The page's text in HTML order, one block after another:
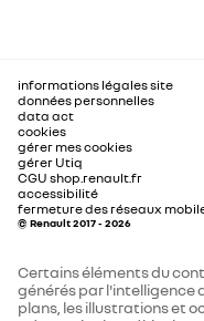
informations légales site
données personnelles
data act
cookies
gérer mes cookies
gérer Utiq
CGU shop.renault.fr
accessibilité
fermeture des réseaux
© Renault 2017 - 2026
Certains éléments du
générés par l'intelligence
plans, les illustrations et